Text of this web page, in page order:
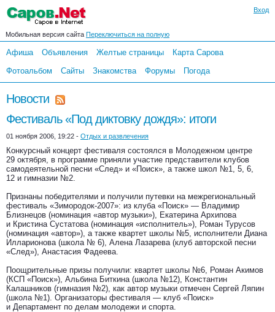
Вход
Мобильная версия сайта Переключиться на полную
Афиша Объявления Желтые страницы
Карта Сарова
Фотоальбом
Сайты Знакомства Форумы Погода
Новости
Фестиваль «Под диктовку дождя»: итоги
01 ноября 2006, 19:22 - Отдых и развлечения
Конкурсный концерт фестиваля состоялся в Молодежном центре
29 октября, в программе приняли участие представители клубов
самодеятельной песни «След» и «Поиск», а также школ №1, 5, 6,
12 и гимназии №2.
Признаны победителями и получили путевки на межрегиональный
фестиваль «Зимородок-2007»: из клуба «Поиск» — Владимир
Близнецов (номинация «автор музыки»), Екатерина Архипова
и Кристина Сустатова (номинация «исполнитель»), Роман Турусов
(номинация «автор»), а также квартет школы №5, исполнители Диана
Илларионова (школа № 6), Алена Лазарева (клуб авторской песни
«След»), Анастасия Фадеева.
Поощрительные призы получили: квартет школы №6, Роман Акимов
(КСП «Поиск»), Альбина Биткина (школа №12), Константин
Калашников (гимназия №2), как автор музыки отмечен Сергей Ляпин
(школа №1). Организаторы фестиваля — клуб «Поиск»
и Департамент по делам молодежи и спорта.